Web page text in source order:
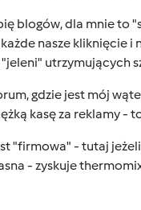
blogów, dla mnie to
nasze kliknięcie
"jeleni" utrzymujących
gdzie jest mój
kasę za reklamy -
"firmowa" - tutaj
- zyskuje